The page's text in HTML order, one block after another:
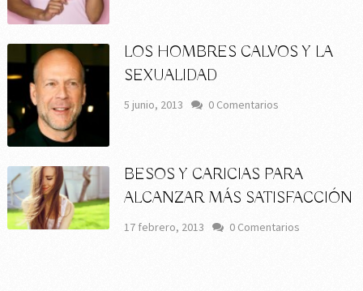
LOS HOMBRES CALVOS Y LA
SEXUALIDAD
5 junio, 2013 0 Comentarios
BESOS Y CARICIAS PARA
ALCANZAR MÁS SATISFACCIÓN
17 febrero, 2013 0 Comentarios